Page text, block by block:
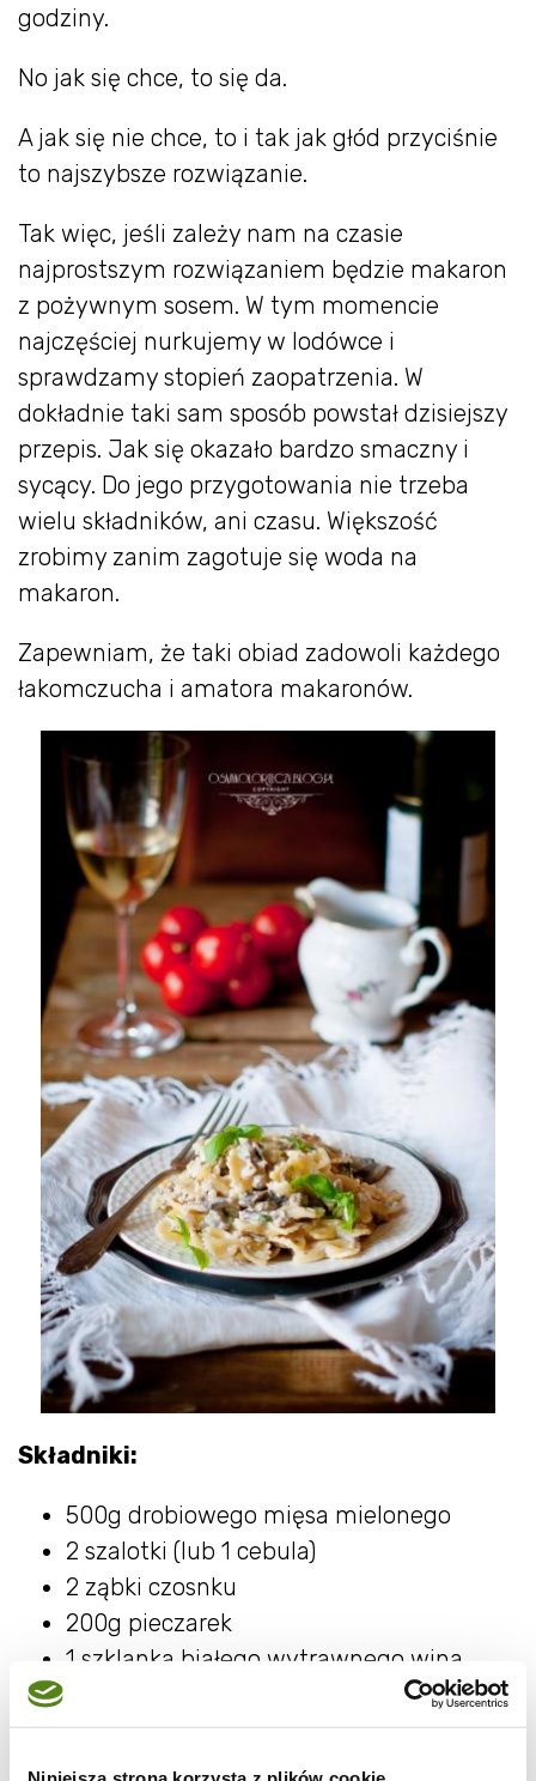
godziny.
No jak się chce, to się da.
A jak się nie chce, to i tak jak głód przyciśnie
to najszybsze rozwiązanie.
Tak więc, jeśli zależy nam na czasie
najprostszym rozwiązaniem będzie makaron
z pożywnym sosem. W tym momencie
najczęściej nurkujemy w lodówce i
sprawdzamy stopień zaopatrzenia. W
dokładnie taki sam sposób powstał dzisiejszy
przepis. Jak się okazało bardzo smaczny i
sycący. Do jego przygotowania nie trzeba
wielu składników, ani czasu. Większość
zrobimy zanim zagotuje się woda na
makaron.
Zapewniam, że taki obiad zadowoli każdego
łakomczucha i amatora makaronów.
Składniki:
500g drobiowego mięsa mielonego
2 szalotki (lub 1 cebula)
2 ząbki czosnku
200g pieczarek
1 szklanka białego wytrawnego wina
250g serka mascarpone
pieprz